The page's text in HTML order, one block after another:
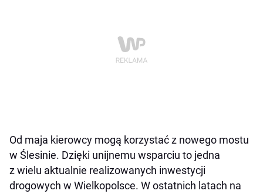
Od maja kierowcy mogą korzystać z nowego mostu
w Ślesinie. Dzięki unijnemu wsparciu to jedna
z wielu aktualnie realizowanych inwestycji
drogowych w Wielkopolsce. W ostatnich latach na